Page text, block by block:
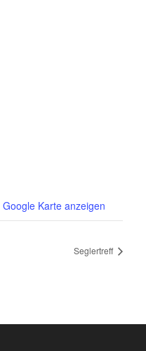
Google Karte anzeigen
Seglertreff